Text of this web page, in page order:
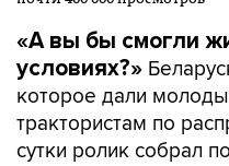
«А вы бы смогли
условиях?»
которое дали
трактористам по
сутки ролик собрал